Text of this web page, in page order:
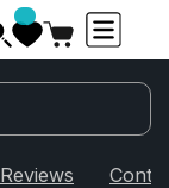
Reviews